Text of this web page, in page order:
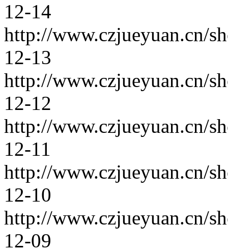
12-14
http://www.czjueyuan.cn/
12-13
http://www.czjueyuan.cn/
12-12
http://www.czjueyuan.cn/
12-11
http://www.czjueyuan.cn/
12-10
http://www.czjueyuan.cn/
12-09